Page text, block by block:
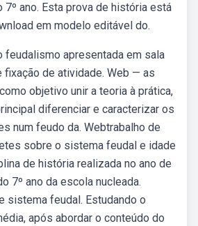
7º ano. Esta prova de história está
em modelo editável do.
feudalismo apresentada em sala
fixação de atividade. Web — as
objetivo unir a teoria à prática,
diferenciar e caracterizar os
num feudo da. Webtrabalho de
sobre o sistema feudal e idade
de história realizada no ano de
7º ano da escola nucleada.
sistema feudal. Estudando o
após abordar o conteúdo do